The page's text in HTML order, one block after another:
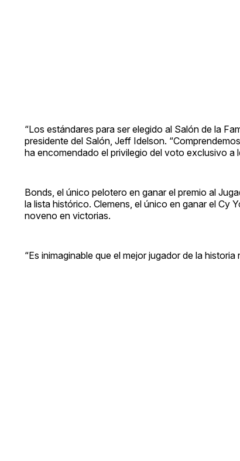
“Los estándares para ser elegido al Salón de la
presidente del Salón, Jeff Idelson.
ha encomendado el privilegio del voto exclusivo a
Bonds, el único pelotero en ganar el premio al
la lista histórico. Clemens, el único en ganar el Cy
noveno en victorias.
“Es inimaginable que el mejor jugador de la